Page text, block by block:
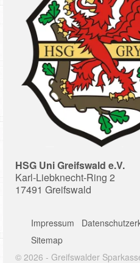
HSG Uni Greifswald e.V.
Karl-Liebknecht-Ring 2
17491 Greifswald
Impressum
Sitemap
© 2026 - Greifswalder